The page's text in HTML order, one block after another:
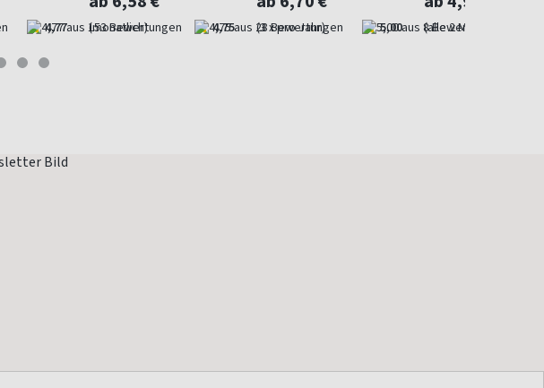
4,77 (monatlich) 4,75 (3 x pro Jahr) 5,00 (alle 2 Monate)